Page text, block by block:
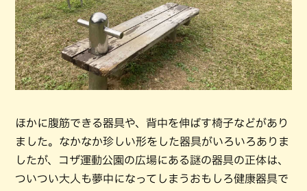
ほかに腹筋できる器具や、背中を伸ばす椅子などがあり
ました。なかなか珍しい形をした器具がいろいろありま
したが、コザ運動公園の広場にある謎の器具の正体は、
ついつい大人も夢中になってしまうおもしろ健康器具で